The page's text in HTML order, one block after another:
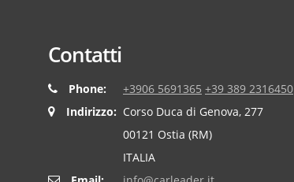
Contatti
Phone: +3906 5691365 +39 389 2316450
Indirizzo: Corso Duca di Genova, 277
00121 Ostia (RM)
ITALIA